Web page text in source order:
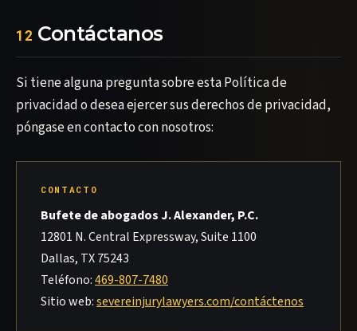
12 Contáctanos
Si tiene alguna pregunta sobre esta Política de
privacidad o desea ejercer sus derechos de privacidad,
póngase en contacto con nosotros:
CONTACTO
Bufete de abogados J. Alexander, P.C.
12801 N. Central Expressway, Suite 1100
Dallas, TX 75243
Teléfono:469-807-7480
Sitio web:severeinjurylawyers.com/contáctenos